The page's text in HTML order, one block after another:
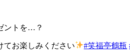
ントを…？
てお楽しみください #笑福亭鶴瓶